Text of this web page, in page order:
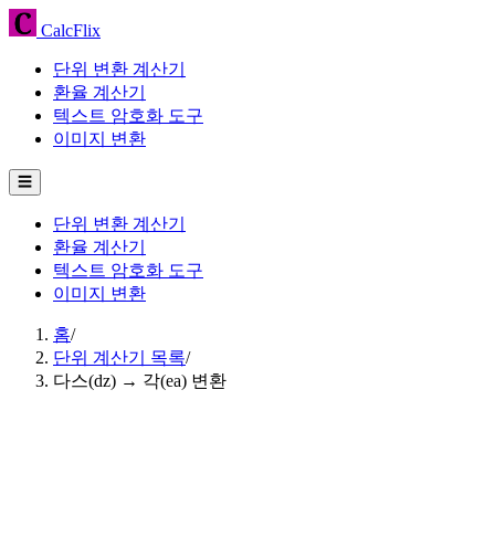
CalcFlix
단위 변환 계산기
환율 계산기
텍스트 암호화 도구
이미지 변환
☰
단위 변환 계산기
환율 계산기
텍스트 암호화 도구
이미지 변환
홈/
단위 계산기 목록/
다스(dz) → 각(ea) 변환